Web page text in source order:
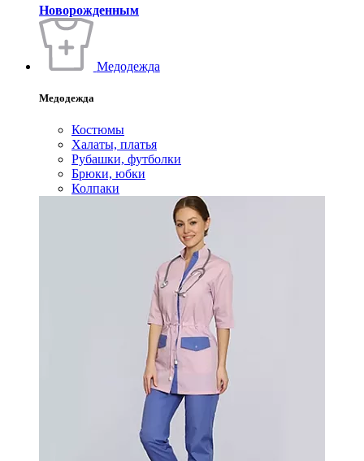
Новорожденным
Медодежда
Медодежда
Костюмы
Халаты, платья
Рубашки, футболки
Брюки, юбки
Колпаки